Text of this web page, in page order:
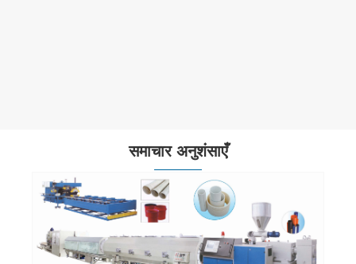
समाचार अनुशंसाएँ